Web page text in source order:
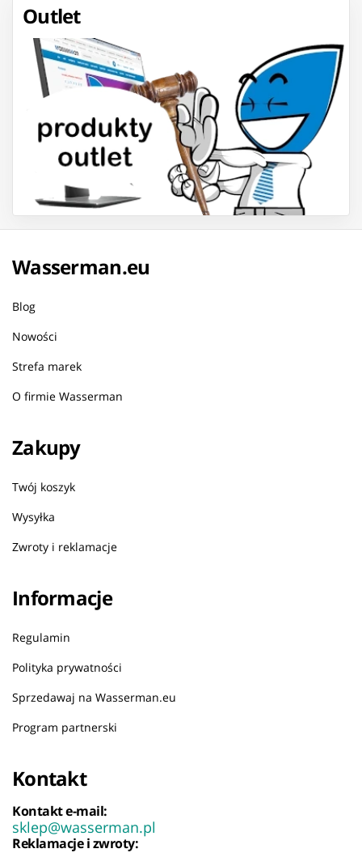
Outlet
Wasserman.eu
Blog
Nowości
Strefa marek
O firmie Wasserman
Zakupy
Twój koszyk
Wysyłka
Zwroty i reklamacje
Informacje
Regulamin
Polityka prywatności
Sprzedawaj na Wasserman.eu
Program partnerski
Kontakt
Kontakt e-mail:
sklep@wasserman.pl
Reklamacje i zwroty: